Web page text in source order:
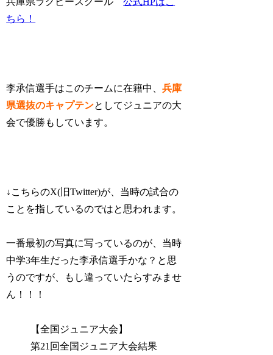
ちら！
李承信選手はこのチームに在籍中、兵庫
県選抜のキャプテンとしてジュニアの大
会で優勝もしています。
↓こちらのX(旧Twitter)が、当時の試合の
ことを指しているのではと思われます。
一番最初の写真に写っているのが、当時
中学3年生だった李承信選手かな？と思
うのですが、もし違っていたらすみませ
ん！！！
【全国ジュニア大会】
第21回全国ジュニア大会結果